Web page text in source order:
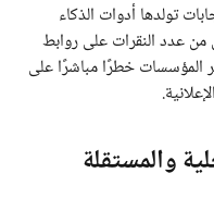
تولدها أدوات الذكاء
عدد النقرات على روابط
المؤسسات خطرًا مباشرًا على
والمستقلة